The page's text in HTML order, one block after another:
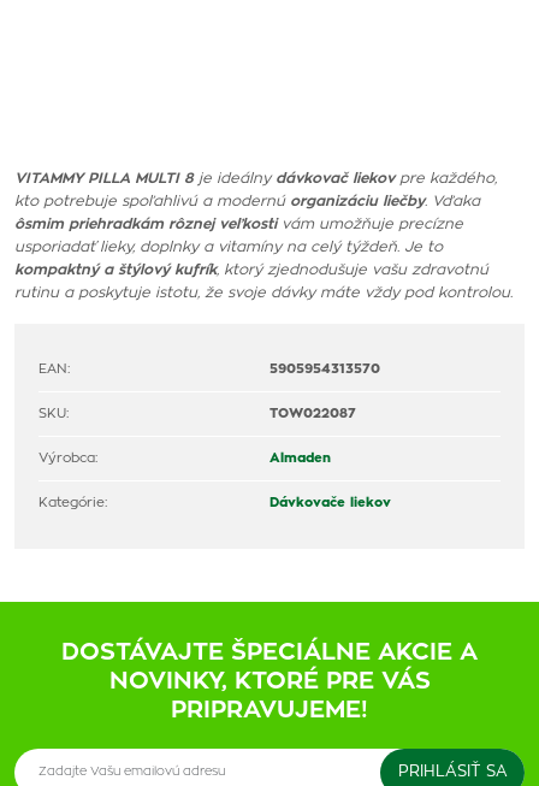
VITAMMY PILLA MULTI 8je ideálny dávkovač liekovpre každého,
kto potrebuje spoľahlivú a modernú organizáciu liečby. Vďaka
ôsmim priehradkám rôznej veľkostivám umožňuje precízne
usporiadať lieky, doplnky a vitamíny na celý týždeň. Je to
kompaktný a štýlový kufrík, ktorý zjednodušuje vašu zdravotnú
rutinu a poskytuje istotu, že svoje dávky máte vždy pod kontrolou.
EAN: 5905954313570
SKU: TOW022087
Výrobca: Almaden
Kategórie: Dávkovače liekov
DOSTÁVAJTE ŠPECIÁLNE AKCIE A
NOVINKY, KTORÉ PRE VÁS
PRIPRAVUJEME!